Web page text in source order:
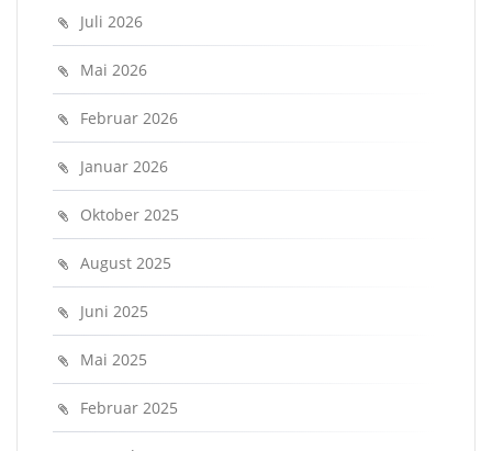
Juli 2026
Mai 2026
Februar 2026
Januar 2026
Oktober 2025
August 2025
Juni 2025
Mai 2025
Februar 2025